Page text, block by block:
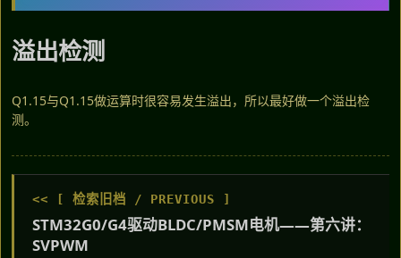
溢出检测
Q1.15与Q1.15做运算时很容易发生溢出，所以最好做一个溢出检
测。
<< [ 检索旧档 / PREVIOUS ]
STM32G0/G4驱动BLDC/PMSM电机——第六讲：
SVPWM